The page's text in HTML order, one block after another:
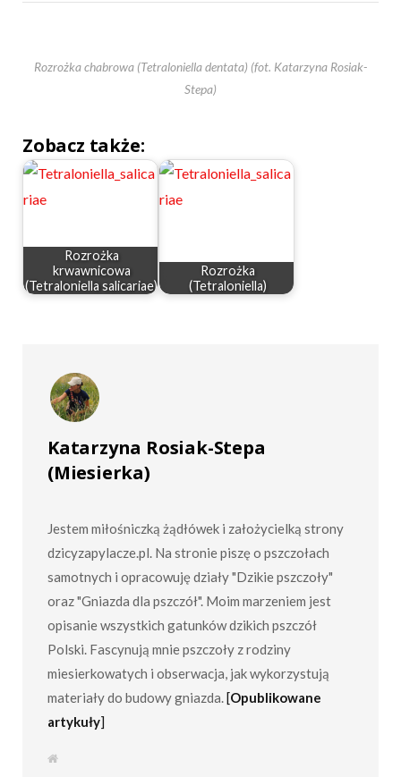
Rozrożka chabrowa (Tetraloniella dentata) (fot. Katarzyna Rosiak-
Stepa)
Zobacz także:
Rozrożka
krwawnicowa
(Tetraloniella salicariae)
Rozrożka
(Tetraloniella)
Katarzyna Rosiak-Stepa
(Miesierka)
Jestem miłośniczką żądłówek i założycielką strony
dzicyzapylacze.pl. Na stronie piszę o pszczołach
samotnych i opracowuję działy "Dzikie pszczoły"
oraz "Gniazda dla pszczół". Moim marzeniem jest
opisanie wszystkich gatunków dzikich pszczół
Polski. Fascynują mnie pszczoły z rodziny
miesierkowatych i obserwacja, jak wykorzystują
materiały do budowy gniazda. [Opublikowane
artykuły]
S